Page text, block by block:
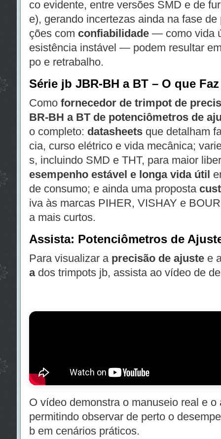
co evidente, entre versões SMD e de
e), gerando incertezas ainda na fase
ções com confiabilidade— como vida
esistência instável — podem resultar
po e retrabalho.
Série jb JBR-BH a BT – O que
Como fornecedor de trimpot de
BR-BH a BT de potenciômetros de
o completo: datasheetsque detalham
cia, curso elétrico e vida mecânica;
s, incluindo SMD e THT, para maior
esempenho estável e longa vida útil
de consumo; e ainda uma proposta
iva às marcas PIHER, VISHAY e
a mais curtos.
Assista: Potenciômetros de
Para visualizar a precisão de ajustee
ados trimpots jb, assista ao vídeo de
O vídeo demonstra o manuseio real e
permitindo observar de perto o
b em cenários práticos.